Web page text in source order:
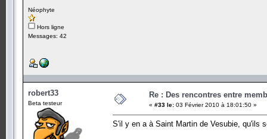
Néophyte
Hors ligne
Messages: 42
robert33
Beta testeur
Re : Des rencontres entre
« #33 le: 03 Février 2010 à 18:01:50 »
S'il y en a à Saint Martin de Vesubie, qu'ils